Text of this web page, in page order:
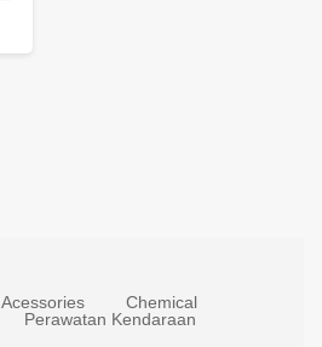
Acessories
Chemical
Perawatan Kendaraan